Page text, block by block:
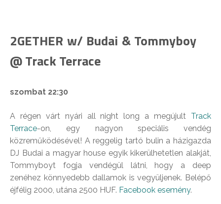
2GETHER w/ Budai & Tommyboy
@ Track Terrace
szombat 22:30
A régen várt nyári all night long a megújult Track
Terrace-on, egy nagyon speciális vendég
közreműködésével! A reggelig tartó bulin a házigazda
DJ Budai a magyar house egyik kikerülhetetlen alakját,
Tommyboyt fogja vendégül látni, hogy a deep
zenéhez könnyedebb dallamok is vegyüljenek. Belépő
éjfélig 2000, utána 2500 HUF. Facebook esemény.